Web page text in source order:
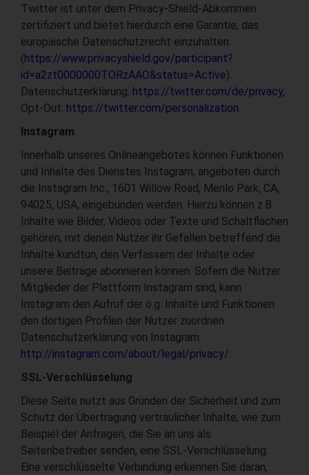
Twitter ist unter dem Privacy-Shield-Abkommen
zertifiziert und bietet hierdurch eine Garantie, das
europäische Datenschutzrecht einzuhalten
(https://www.privacyshield.gov/participant?
id=a2zt0000000TORzAAO&status=Active).
Datenschutzerklärung: https://twitter.com/de/privacy,
Opt-Out: https://twitter.com/personalization.
Instagram
Innerhalb unseres Onlineangebotes können Funktionen
und Inhalte des Dienstes Instagram, angeboten durch
die Instagram Inc., 1601 Willow Road, Menlo Park, CA,
94025, USA, eingebunden werden. Hierzu können z.B.
Inhalte wie Bilder, Videos oder Texte und Schaltflächen
gehören, mit denen Nutzer ihr Gefallen betreffend die
Inhalte kundtun, den Verfassern der Inhalte oder
unsere Beiträge abonnieren können. Sofern die Nutzer
Mitglieder der Plattform Instagram sind, kann
Instagram den Aufruf der o.g. Inhalte und Funktionen
den dortigen Profilen der Nutzer zuordnen.
Datenschutzerklärung von Instagram:
http://instagram.com/about/legal/privacy/.
SSL-Verschlüsselung
Diese Seite nutzt aus Gründen der Sicherheit und zum
Schutz der Übertragung vertraulicher Inhalte, wie zum
Beispiel der Anfragen, die Sie an uns als
Seitenbetreiber senden, eine SSL-Verschlüsselung.
Eine verschlüsselte Verbindung erkennen Sie daran,